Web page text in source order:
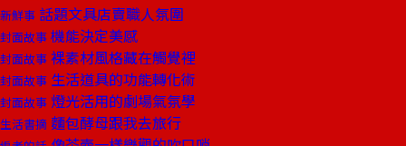
新鮮事 話題文具店賣職人氛圍
封面故事 機能決定美感
封面故事 裸素材風格藏在觸覺裡
封面故事 生活道具的功能轉化術
封面故事 燈光活用的劇場氣氛學
生活書摘 麵包酵母跟我去旅行